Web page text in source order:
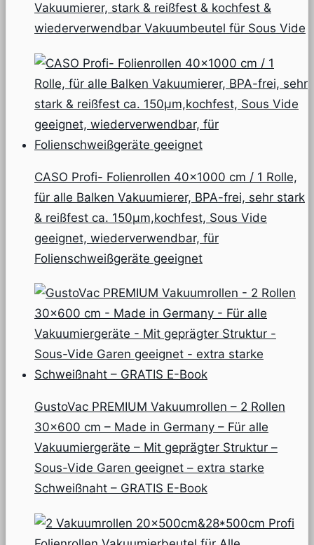
Vakuumierer, stark & reißfest & kochfest &
wiederverwendbar Vakuumbeutel für Sous Vide
CASO Profi- Folienrollen 40×1000 cm / 1 Rolle,
für alle Balken Vakuumierer, BPA-frei, sehr stark
& reißfest ca. 150µm,kochfest, Sous Vide
geeignet, wiederverwendbar, für
Folienschweißgeräte geeignet
GustoVac PREMIUM Vakuumrollen – 2 Rollen
30×600 cm – Made in Germany – Für alle
Vakuumiergeräte – Mit geprägter Struktur –
Sous-Vide Garen geeignet – extra starke
Schweißnaht – GRATIS E-Book